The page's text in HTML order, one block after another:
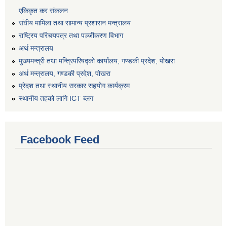
एकिकृत कर संकलन
संघीय मामिला तथा सामान्य प्रशासन मन्त्रालय
राष्ट्रिय परिचयपत्र तथा पञ्जीकरण विभाग
अर्थ मन्त्रालय
मुख्यमन्त्री तथा मन्त्रिपरिषद्को कार्यालय, गण्डकी प्रदेश, पोखरा
अर्थ मन्त्रालय, गण्डकी प्रदेश, पोखरा
प्रेदश तथा स्थानीय सरकार सहयोग कार्यक्रम
स्थानीय तहको लागि ICT ब्लग
Facebook Feed